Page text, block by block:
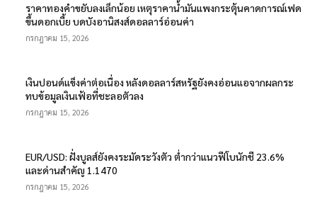
ราคาทองคำขยับลงเล็กน้อย เหตุราคาน้ำมันแพงกระตุ้นคาดการณ์เฟด
ขึ้นดอกเบี้ย บดบังอานิสงส์ดอลลาร์อ่อนค่า
กรกฎาคม 15, 2026
เงินปอนด์แข็งค่าต่อเนื่อง หลังดอลลาร์สหรัฐยังคงอ่อนแอจากผลกระ
ทบข้อมูลเงินเฟ้อที่ชะลอตัวลง
กรกฎาคม 15, 2026
EUR/USD: ฝั่งบูลส์ยังคงระมัดระวังตัว ต่ำกว่าแนวฟีโบนักชี 23.6%
และด่านสำคัญ 1.1470
กรกฎาคม 15, 2026